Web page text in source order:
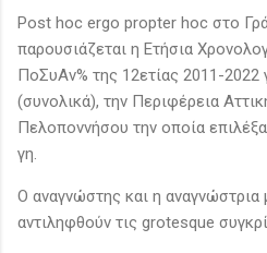
Post hoc ergo propter hoc στο
παρουσιάζεται η Ετήσια
ΠοΣυΑν% της 12ετίας 2011-2022
(συνολικά), την Περιφέρεια
Πελοποννήσου την οποία
γη.
Ο αναγνώστης και η αναγνώστρια
αντιληφθούν τις grotesque